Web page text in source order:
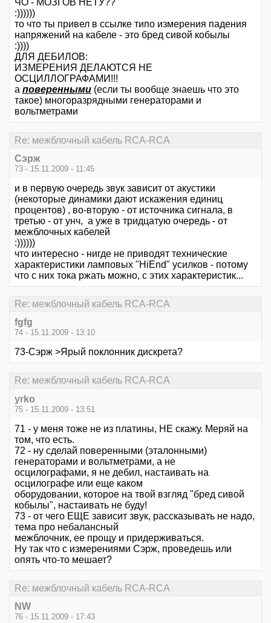
ЧО - МОЗГОВ НЕТУ??
:))))))
то что ты привел в ссылке типо измерения падения
напряжений на кабеле - это бред сивой кобылы
:))))
ДЛЯ ДЕБИЛОВ:
ИЗМЕРЕНИЯ ДЕЛАЮТСЯ НЕ
ОСЦИЛЛОГРАФАМИ!!!
а поверенными (если ты вообще знаешь что это
такое) многоразрядными генераторами и
вольтметрами
Re: межблочный кабель RCA-RCA
Сэрж
73 - 15.11.2009 - 11:45
и в первую очередь звук зависит от акустики
(некоторые динамики дают искажения единиц
процентов) , во-вторую - от источника сигнала, в
третью - от унч, а уже в тридцатую очередь - от
межблочных кабелей
:))))))
что интересно - нигде не приводят технические
характеристики ламповых "HiEnd" усилков - потому
что с них тока ржать можно, с этих характеристик...
Re: межблочный кабель RCA-RCA
fgfg
74 - 15.11.2009 - 13:10
73-Сэрж >Ярый поклонник дискрета?
Re: межблочный кабель RCA-RCA
yrko
75 - 15.11.2009 - 13:51
71 - у меня тоже не из платины, НЕ скажу. Меряй на
том, что есть.
72 - ну сделай поверенными (эталонными)
генераторами и вольтметрами, а не
осцилографами, я не дебил, настаивать на
осцилографе или еще каком
оборудовании, которое на твой взгляд "бред сивой
кобылы", настаивать не буду!
73 - от чего ЕЩЕ зависит звук, рассказывать не надо,
тема про небалансный
межблочник, ее прощу и придерживаться.
Ну так что с измерениями Сэрж, проведешь или
опять что-то мешает?
Re: межблочный кабель RCA-RCA
NW
76 - 15.11.2009 - 17:43